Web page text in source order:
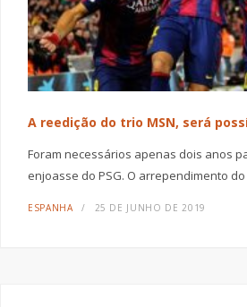
A reedição do trio MSN, será
Foram necessários apenas dois anos
enjoasse do PSG. O arrependimento
ESPANHA 25 DE JUNHO DE 2019